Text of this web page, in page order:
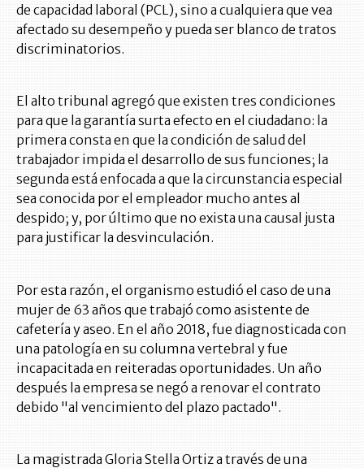
de capacidad laboral (PCL), sino a cualquiera que vea
afectado su desempeño y pueda ser blanco de tratos
discriminatorios.
El alto tribunal agregó que existen tres condiciones
para que la garantía surta efecto en el ciudadano: la
primera consta en que la condición de salud del
trabajador impida el desarrollo de sus funciones; la
segunda está enfocada a que la circunstancia especial
sea conocida por el empleador mucho antes al
despido; y, por último que no exista una causal justa
para justificar la desvinculación.
Por esta razón, el organismo estudió el caso de una
mujer de 63 años que trabajó como asistente de
cafetería y aseo. En el año 2018, fue diagnosticada con
una patología en su columna vertebral y fue
incapacitada en reiteradas oportunidades. Un año
después la empresa se negó a renovar el contrato
debido "al vencimiento del plazo pactado".
La magistrada Gloria Stella Ortiz a través de una